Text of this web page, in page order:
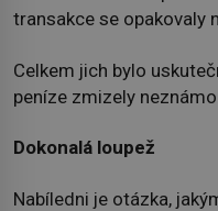
transakce se opakovaly
Celkem jich bylo
peníze zmizely neznámo
Dokonalá loupež
Nabíledni je otázka,